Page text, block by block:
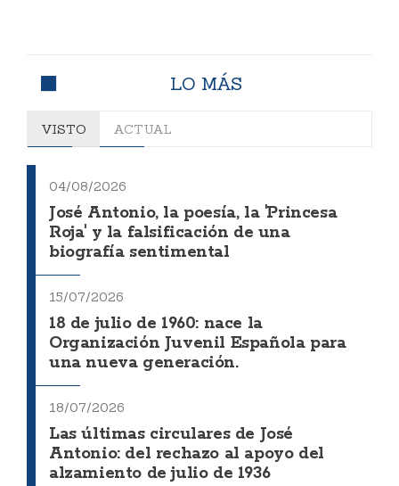
LO MÁS
VISTO ACTUAL
04/08/2026
José Antonio, la poesía, la 'Princesa
Roja' y la falsificación de una
biografía sentimental
15/07/2026
18 de julio de 1960: nace la
Organización Juvenil Española para
una nueva generación.
18/07/2026
Las últimas circulares de José
Antonio: del rechazo al apoyo del
alzamiento de julio de 1936